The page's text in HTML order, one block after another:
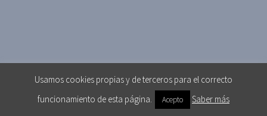
Usamos cookies propias y de terceros para el correcto
funcionamiento de esta página.
Acepto Saber más